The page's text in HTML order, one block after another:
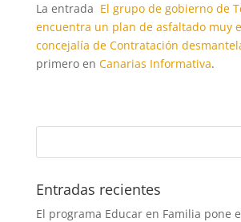
La entrada El grupo de gobierno de
encuentra un plan de asfaltado muy
concejalía de Contratación
primero en Canarias Informativa.
Entradas recientes
El programa Educar en Familia pone